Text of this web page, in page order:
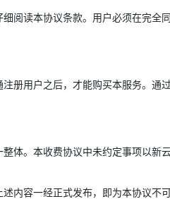
读本协议条款。用户必须在完全
册用户之后，才能购买本服务。通
。本收费协议中未约定事项以新
内容一经正式发布，即为本协议不